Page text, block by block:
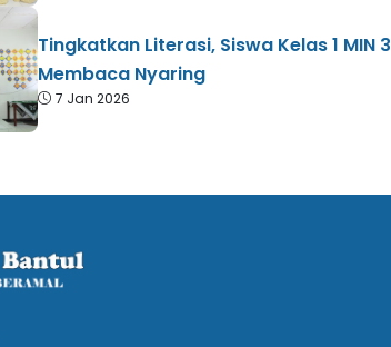
Tingkatkan Literasi, Siswa Kelas 1
Membaca Nyaring
7 Jan 2026